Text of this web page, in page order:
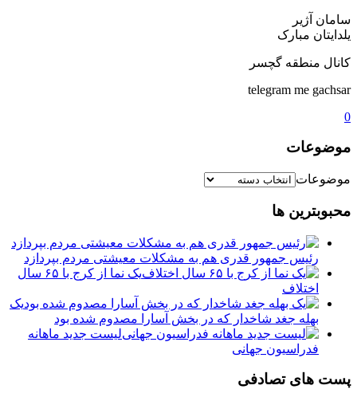
سامان آژیر
یلدایتان مبارک
کانال منطقه گچسر
telegram me gachsar
0
موضوعات
موضوعات
محبوبترین ها
رئیس جمهور قدری هم به مشکلات معیشتی مردم بپردازد
یک نما از کرج با ۶۵ سال
اختلاف
یک
بهله جغد شاخدار که در بخش آسارا مصدوم شده بود
لیست جدید ماهانه
فدراسیون جهانی
پست های تصادفی